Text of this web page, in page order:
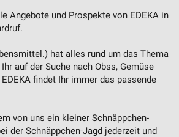
Angebote und Prospekte von EDEKA in
hat alles rund um das Thema
auf der Suche nach Obss, Gemüse
findet Ihr immer das passende
von uns ein kleiner Schnäppchen-
der Schnäppchen-Jagd jederzeit und